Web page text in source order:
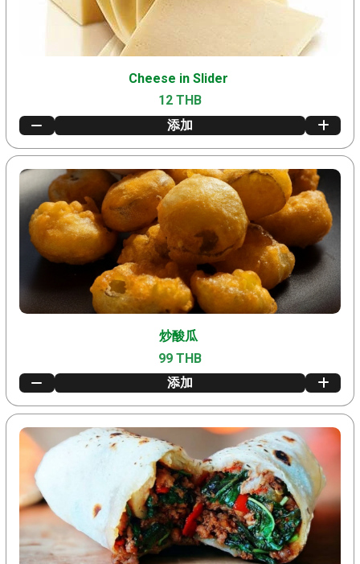
Cheese in Slider
12 THB
添加
炒酸瓜
99 THB
添加